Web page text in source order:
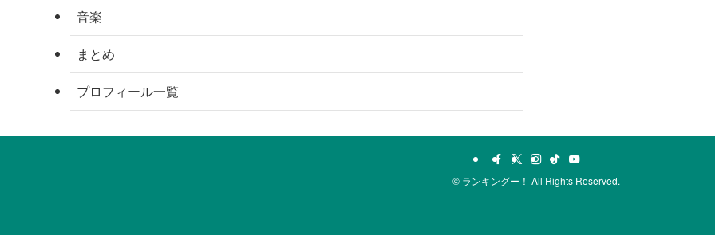
音楽
まとめ
プロフィール一覧
© ランキングー！ All Rights Reserved.